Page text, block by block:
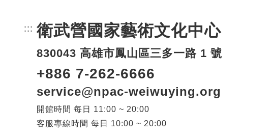
::: 頁尾網站資訊。
衛武營國家藝術文化中心
830043 高雄市鳳山區三多一路 1 號
+886 7-262-6666
service@npac-weiwuying.org
開館時間 每日
11:00 ~ 20:00
客服專線時間 每日 10:00 ~ 20:00